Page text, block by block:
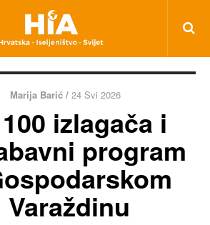
Marija Barić / 24 Svi 2026
izlagača i
program